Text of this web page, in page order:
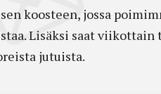
koosteen, jossa
Lisäksi saat
jutuista.